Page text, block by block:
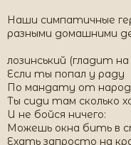
Наши симпатичные
разными домашними
лозинський (гладит на
Если ты попал у раду
По мандату от
Ты сиди там сколько
И не бойся ничего:
Можешь окна бить в
Ехать запросто на